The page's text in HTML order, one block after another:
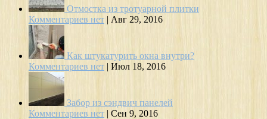
Отмостка из тротуарной плитки
Комментариев нет | Авг 29, 2016
Как штукатурить окна внутри?
Комментариев нет | Июл 18, 2016
Забор из сэндвич панелей
Комментариев нет | Сен 9, 2016